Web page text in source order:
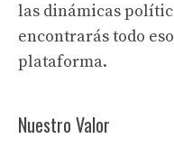
las dinámicas
encontrarás todo
plataforma.
Nuestro Valor